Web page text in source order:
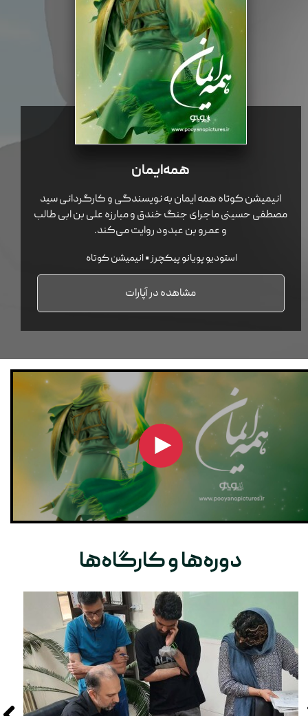
انیمیشن کوتاه همه ایمان به نویسندگی و کارگردانی سید
مصطفی حسینی ماجرای جنگ خندق و مبارزه علی بن ابی طالب
و عمرو بن عبدود روایت می‌کند.
همه ایمان
استودیو پویانو پیکچرز • انیمیشن کوتاه
مشاهده در آپارات
دوره‌ها و کارگاه‌ها